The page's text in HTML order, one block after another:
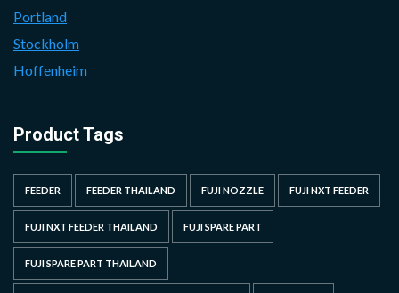
Portland
Stockholm
Hoffenheim
Product Tags
FEEDER FEEDER THAILAND FUJI NOZZLE FUJI NXT FEEDER
FUJI NXT FEEDER THAILAND FUJI SPARE PART
FUJI SPARE PART THAILAND